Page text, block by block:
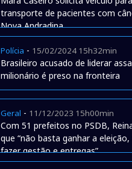
transporte de pacientes com
Nova Andradina
Polícia - 15/02/2024 15h32min
Brasileiro acusado de liderar
milionário é preso na fronteira
Geral - 11/12/2023 15h00min
Com 51 prefeitos no PSDB,
que “não basta ganhar a
fazer gestão e entregas”